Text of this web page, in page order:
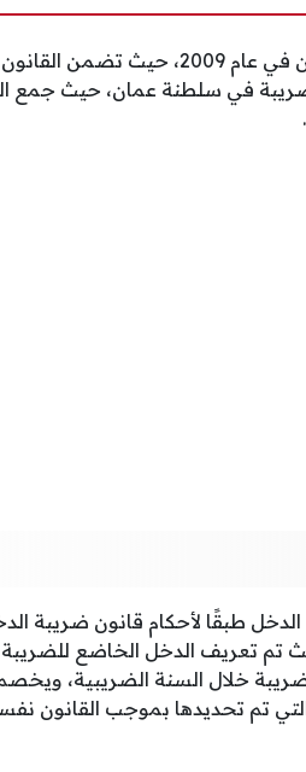
تم إصدار قانون ضريبة الدخل في سلطنة
طبقًا لأحكام قانون ضريبة
السلطاني رقم (888) لعام 2009، حيث تم تعريف الدخل
خلال السنة الضريبية، ويخصم
تم تحديدها بموجب القانون